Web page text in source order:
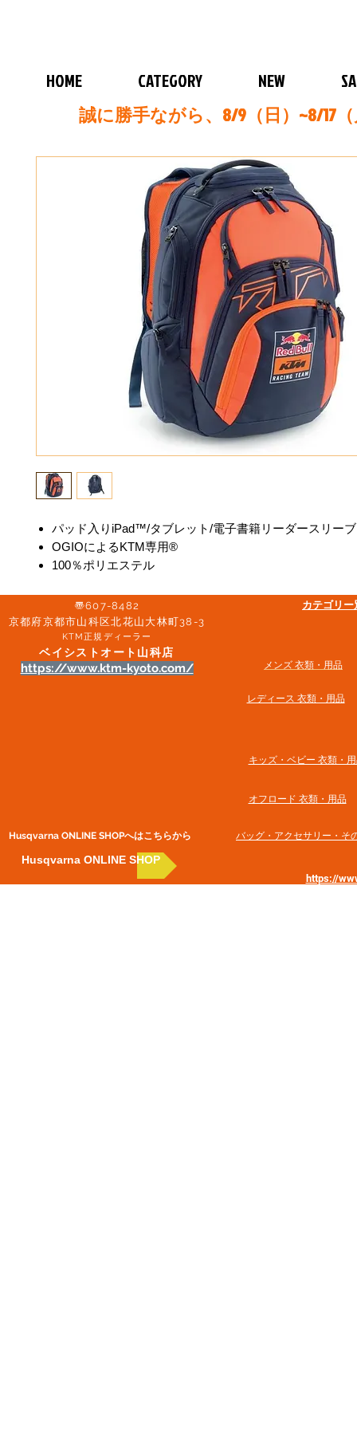
HOME CATEGORY NEW
誠に勝手ながら、8/9（日）~8/17
パッド入りiPad™/タブレット/電子書籍リーダースリーブ
OGIOによるKTM専用®
100％ポリエステル
〠607-8482
京都府京都市山科区北花山大林町38-3​
KTM正規ディーラー
ベイシストオート山科店
https://www.ktm-kyoto.com/
Husqvarna ONLINE SHOP​へはこちらから
Husqvarna ONLINE SHOP
カテゴリ
メンズ 衣類・用品
​レディース 衣類・用品
キッズ・ベビー 衣類・
オフロード 衣類・用品
バッグ・アクセサリー・そ
https://